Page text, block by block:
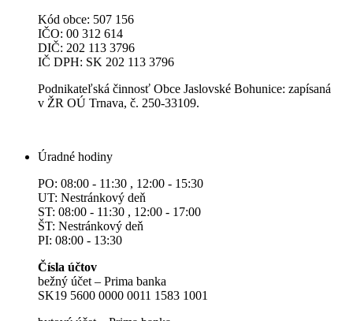
Kód obce: 507 156
IČO: 00 312 614
DIČ: 202 113 3796
IČ DPH: SK 202 113 3796
Podnikateľská činnosť Obce Jaslovské Bohunice: zapísaná
v ŽR OÚ Trnava, č. 250-33109.
Úradné hodiny
PO: 08:00 - 11:30 , 12:00 - 15:30
UT: Nestránkový deň
ST: 08:00 - 11:30 , 12:00 - 17:00
ŠT: Nestránkový deň
PI: 08:00 - 13:30
Čísla účtov
bežný účet – Prima banka
SK19 5600 0000 0011 1583 1001